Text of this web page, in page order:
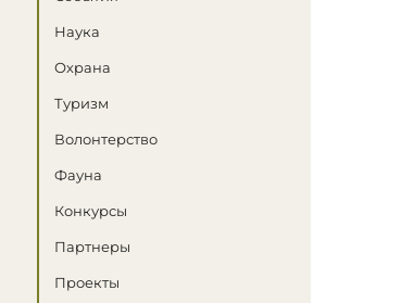
Наука
Охрана
Туризм
Волонтерство
Фауна
Конкурсы
Партнеры
Проекты